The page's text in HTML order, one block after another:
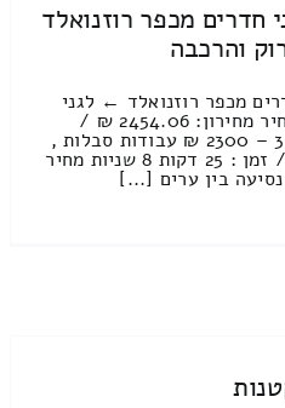
חדרים מכפר רוזנואלד
והרכבה
מכפר רוזנואלד ← לגני
יוחנן כולל פירוק והרכבה מחיר מחירון: 2454.06 ₪ /
אלה שבטווח המחירים 3000 – 2300 ₪ עבודות סבלות ,
טעינה ופריקה : 947.53 ₪ / זמן : 25 דקות 8 שניות מחיר